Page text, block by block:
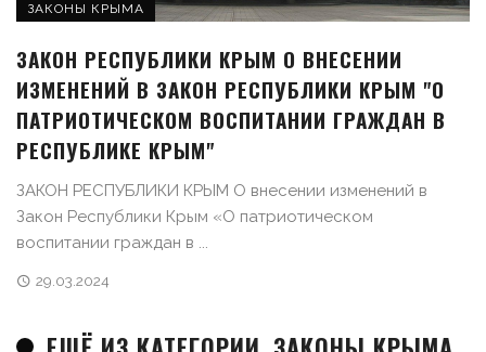
ЗАКОНЫ КРЫМА
ЗАКОН РЕСПУБЛИКИ КРЫМ О ВНЕСЕНИИ
ИЗМЕНЕНИЙ В ЗАКОН РЕСПУБЛИКИ КРЫМ "О
ПАТРИОТИЧЕСКОМ ВОСПИТАНИИ ГРАЖДАН В
РЕСПУБЛИКЕ КРЫМ"
ЗАКОН РЕСПУБЛИКИ КРЫМ О внесении изменений в
Закон Республики Крым «О патриотическом
воспитании граждан в ...
29.03.2024